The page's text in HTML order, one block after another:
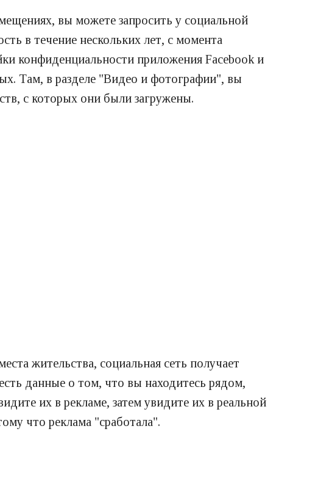
вы можете запросить у социальной
в течение нескольких лет, с момента
конфиденциальности приложения Facebook и
Там, в разделе "Видео и фотографии", вы
с которых они были загружены.
жительства, социальная сеть получает
данные о том, что вы находитесь рядом,
их в рекламе, затем увидите их в реальной
что реклама "сработала".